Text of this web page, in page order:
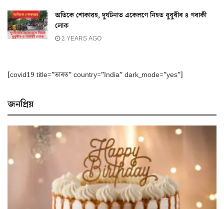
অতিকে শোকাৱহ, দুৰ্ঘটনাত একেলগে নিহত ধুবুৰীৰ ৪ গৰাকী
লোক
2 YEARS AGO
[covid19 title=”ভাৰত” country=”India” dark_mode=”yes”]
জনপ্ৰিয়